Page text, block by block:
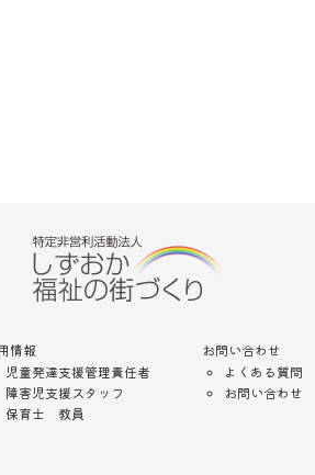
情報
児童発達支援管理責任者
障害児支援スタッフ
保育士 教員
お問い合わせ
よくある質問
お問い合わせ